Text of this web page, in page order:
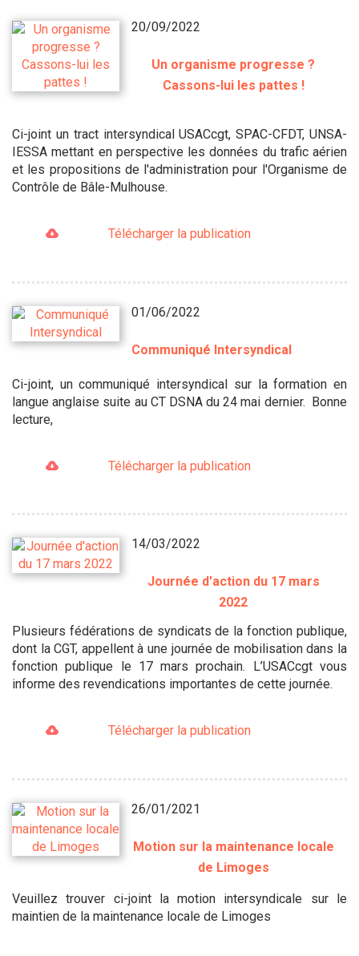
20/09/2022
Un organisme progresse ?
Cassons-lui les pattes !
Ci-joint un tract intersyndical USACcgt, SPAC-CFDT, UNSA-
IESSA mettant en perspective les données du trafic aérien
et les propositions de l'administration pour l'Organisme de
Contrôle de Bâle-Mulhouse.
Télécharger la publication
01/06/2022
Communiqué Intersyndical
Ci-joint, un communiqué intersyndical sur la formation en
langue anglaise suite au CT DSNA du 24 mai dernier. Bonne
lecture,
Télécharger la publication
14/03/2022
Journée d'action du 17 mars
2022
Plusieurs fédérations de syndicats de la fonction publique,
dont la CGT, appellent à une journée de mobilisation dans la
fonction publique le 17 mars prochain. L’USACcgt vous
informe des revendications importantes de cette journée.
Télécharger la publication
26/01/2021
Motion sur la maintenance locale
de Limoges
Veuillez trouver ci-joint la motion intersyndicale sur le
maintien de la maintenance locale de Limoges